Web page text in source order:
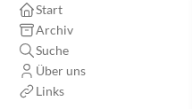
Start
Archiv
Suche
Über uns
Links